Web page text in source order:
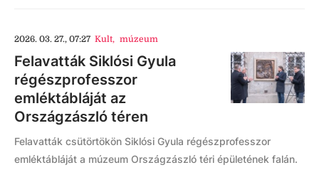
2026. 03. 27., 07:27 Kult, múzeum
Felavatták Siklósi Gyula
régészprofesszor
emléktábláját az
Országzászló téren
Felavatták csütörtökön Siklósi Gyula régészprofesszor
emléktábláját a múzeum Országzászló téri épületének falán.